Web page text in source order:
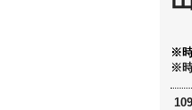
※時
※
109